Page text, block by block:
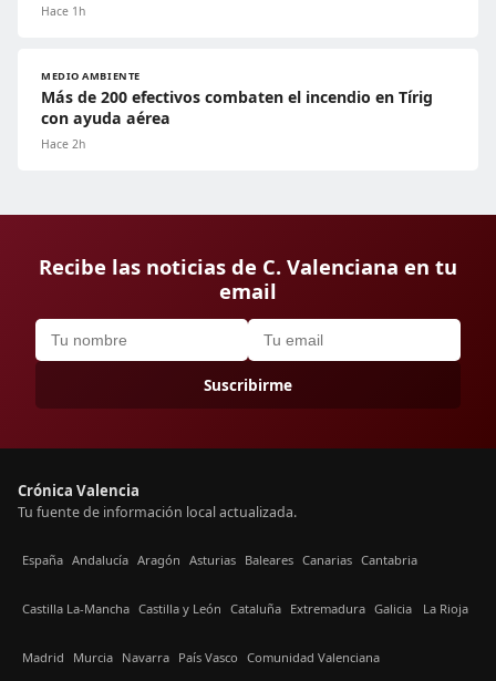
Hace 1h
MEDIO AMBIENTE
Más de 200 efectivos combaten el incendio en Tírig
con ayuda aérea
Hace 2h
Recibe las noticias de C. Valenciana en tu
email
Suscribirme
Crónica Valencia
Tu fuente de información local actualizada.
España Andalucía Aragón Asturias Baleares Canarias Cantabria
Castilla La-Mancha Castilla y León Cataluña Extremadura Galicia La Rioja
Madrid Murcia Navarra País Vasco Comunidad Valenciana